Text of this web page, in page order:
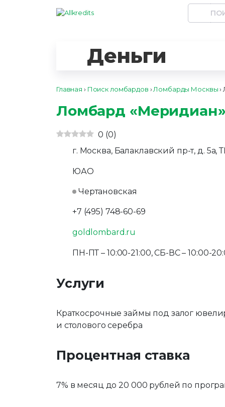
Деньги
Главная › Поиск ломбардов › Ломбарды Москвы›
Ломбард
0 (0)
г. Москва, Балаклавский пр-т, д.
ЮАО
Чертановская
+7 (495) 748-60-69
goldlombard.ru
ПН-ПТ – 10:00-21:00, СБ-ВС – 10:00-
Услуги
Краткосрочные займы под залог
и столового серебра
Процентная ставка
7% в месяц до 20 000 рублей по